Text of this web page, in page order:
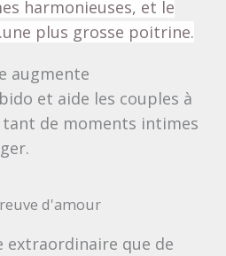
harmonieuses, et le
plus grosse poitrine.
augmente
et aide les couples à
de moments intimes
d'amour
extraordinaire que de